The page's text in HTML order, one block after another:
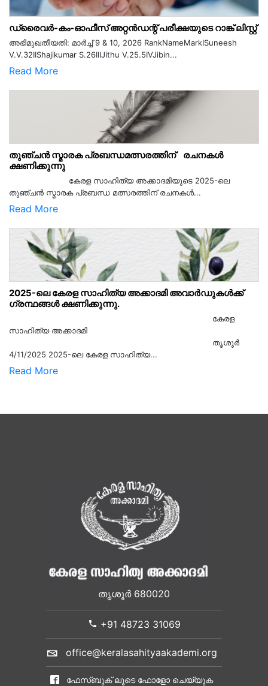
ഡ്രൈവർ-കം-ഓഫീസ് അറ്റൻഡന്റ് പരീക്ഷയുടെ റാങ്ക് ലിസ്റ്റ്
അഭിമുഖതീയതി: മാർച്ച് 9 & 10, 2026 RankNameMarkISuneesh
V.V.32IIShajikumar S.26IIIJithu V.25.5IVJibin...
Read More
തുഞ്ചൻ സ്മാരക പ്രബന്ധമത്സരത്തിന് രചനകൾ
ക്ഷണിക്കുന്നു
കേരള സാഹിത്യ അക്കാദമിയുടെ 2025-ലെ
തുഞ്ചൻ സ്മാരക പ്രബന്ധ മത്സരത്തിന് രചനകൾ...
Read More
2025-ലെ കേരള സാഹിത്യ അക്കാദമി അവാർഡുകൾക്ക്
ഗ്രന്ഥങ്ങൾ ക്ഷണിക്കുന്നു.
കേരള
സാഹിത്യ അക്കാദമി
തൃശൂര്‍
4/11/2025 2025-ലെ കേരള സാഹിത്യ...
Read More
തൃശൂർ 680020
+91 48723 31069
office@keralasahityaakademi.org
ഫേസ്ബുക് ലൂടെ ഫോളോ ചെയ്യുക